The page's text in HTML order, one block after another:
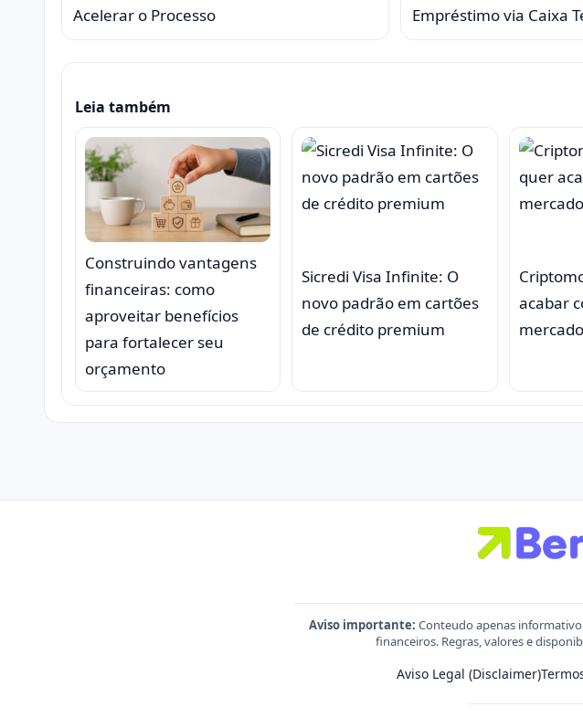
Acelerar o Processo
Empréstimo via Caixa
Leia também
Construindo vantagens
financeiras: como
aproveitar benefícios
para fortalecer seu
orçamento
Sicredi Visa Infinite: O
novo padrão em cartões
de crédito premium
acabar
Aviso importante: Conteudo apenas
financeiros. Regras, valores e
Aviso Legal (Disclaimer)